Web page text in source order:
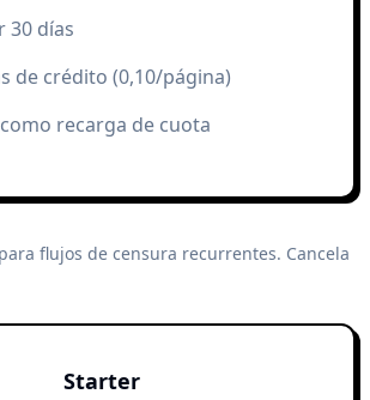
30 días
de crédito (0,10/página)
recarga de cuota
flujos de censura recurrentes. Cancela
Starter